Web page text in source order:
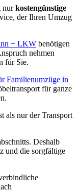
nurkostengünstige
der Ihren Umzug
+ LKW benötigen
nehmen
für Sie.
Familienumzüge in
für ganze
als nur der Transport
Deshalb
und die sorgfältige